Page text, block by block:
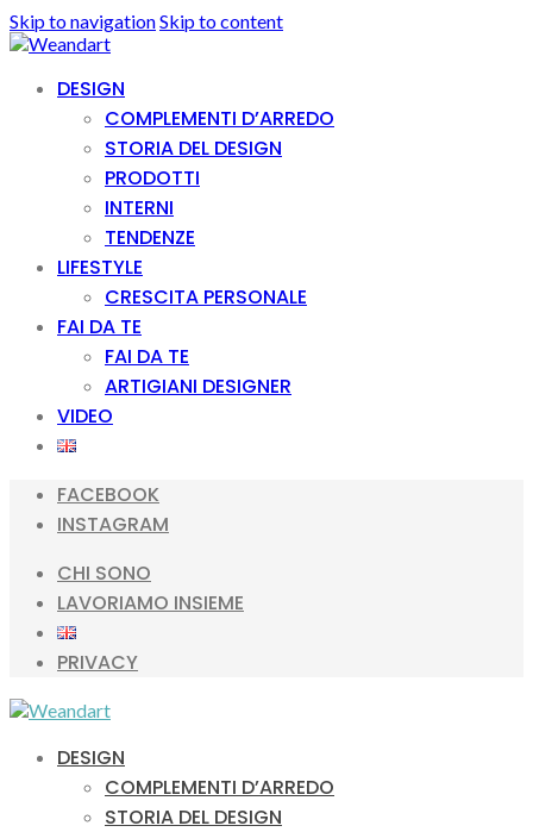
Skip to navigationSkip to content
DESIGN
COMPLEMENTI D’ARREDO
STORIA DEL DESIGN
PRODOTTI
INTERNI
TENDENZE
LIFESTYLE
CRESCITA PERSONALE
FAI DA TE
FAI DA TE
ARTIGIANI DESIGNER
VIDEO
FACEBOOK
INSTAGRAM
CHI SONO
LAVORIAMO INSIEME
PRIVACY
DESIGN
COMPLEMENTI D’ARREDO
STORIA DEL DESIGN